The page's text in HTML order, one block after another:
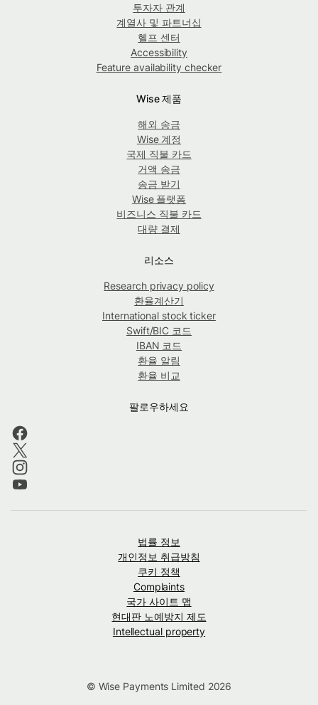
투자자 관계
계열사 및 파트너십
헬프 센터
Accessibility
Feature availability checker
Wise 제품
해외 송금
Wise 계정
국제 직불 카드
거액 송금
송금 받기
Wise 플랫폼
비즈니스 직불 카드
대량 결제
리소스
Research privacy policy
환율계산기
International stock ticker
Swift/BIC 코드
IBAN 코드
환율 알림
환율 비교
팔로우하세요
법률 정보
개인정보 취급방침
쿠키 정책
Complaints
국가 사이트 맵
현대판 노예방지 제도
Intellectual property
© Wise Payments Limited 2026